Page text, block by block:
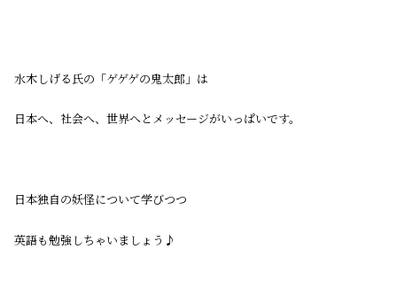
水木しげる氏の「ゲゲゲの鬼太郎」は
日本へ、社会へ、世界へとメッセージがいっぱいです。
日本独自の妖怪について学びつつ
英語も勉強しちゃいましょう♪